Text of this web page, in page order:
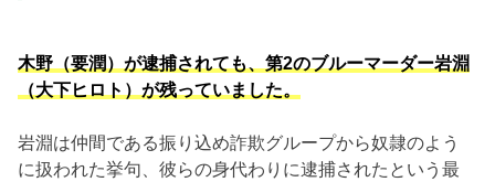
木野（要潤）が逮捕されても、第2のブルーマーダー岩淵
（大下ヒロト）が残っていました。
岩淵は仲間である振り込め詐欺グループから奴隷のよう
に扱われた挙句、彼らの身代わりに逮捕されたという最